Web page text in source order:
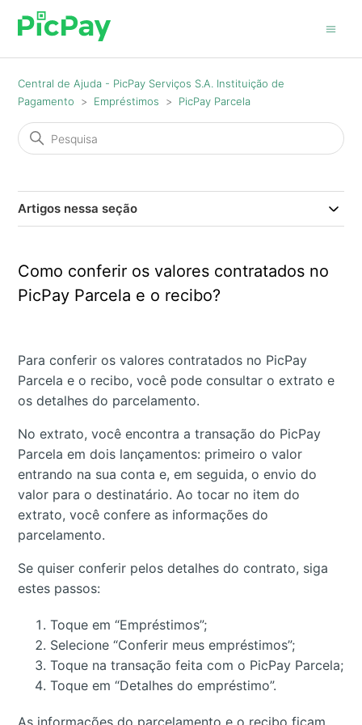
Central de Ajuda - PicPay Serviços S.A. Instituição de
Pagamento
Empréstimos PicPay Parcela
Artigos nessa seção
Como conferir os valores contratados no
PicPay Parcela e o recibo?
Para conferir os valores contratados no PicPay
Parcela e o recibo, você pode consultar o extrato e
os detalhes do parcelamento.
No extrato, você encontra a transação do PicPay
Parcela em dois lançamentos: primeiro o valor
entrando na sua conta e, em seguida, o envio do
valor para o destinatário. Ao tocar no item do
extrato, você confere as informações do
parcelamento.
Se quiser conferir pelos detalhes do contrato, siga
estes passos:
Toque em “Empréstimos”;
Selecione “Conferir meus empréstimos”;
Toque na transação feita com o PicPay Parcela;
Toque em “Detalhes do empréstimo”.